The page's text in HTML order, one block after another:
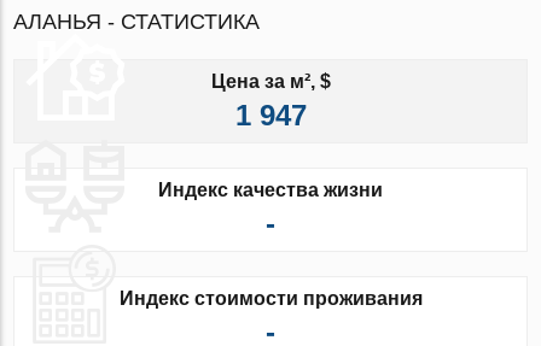
АЛАНЬЯ - СТАТИСТИКА
Цена за м², $
1 947
Индекс качества жизни
-
Индекс стоимости проживания
-